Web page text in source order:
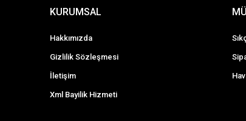
KURUMSAL
Hakkımızda
Gizlilik Sözleşmesi
İletişim
Xml Bayilik Hizmeti